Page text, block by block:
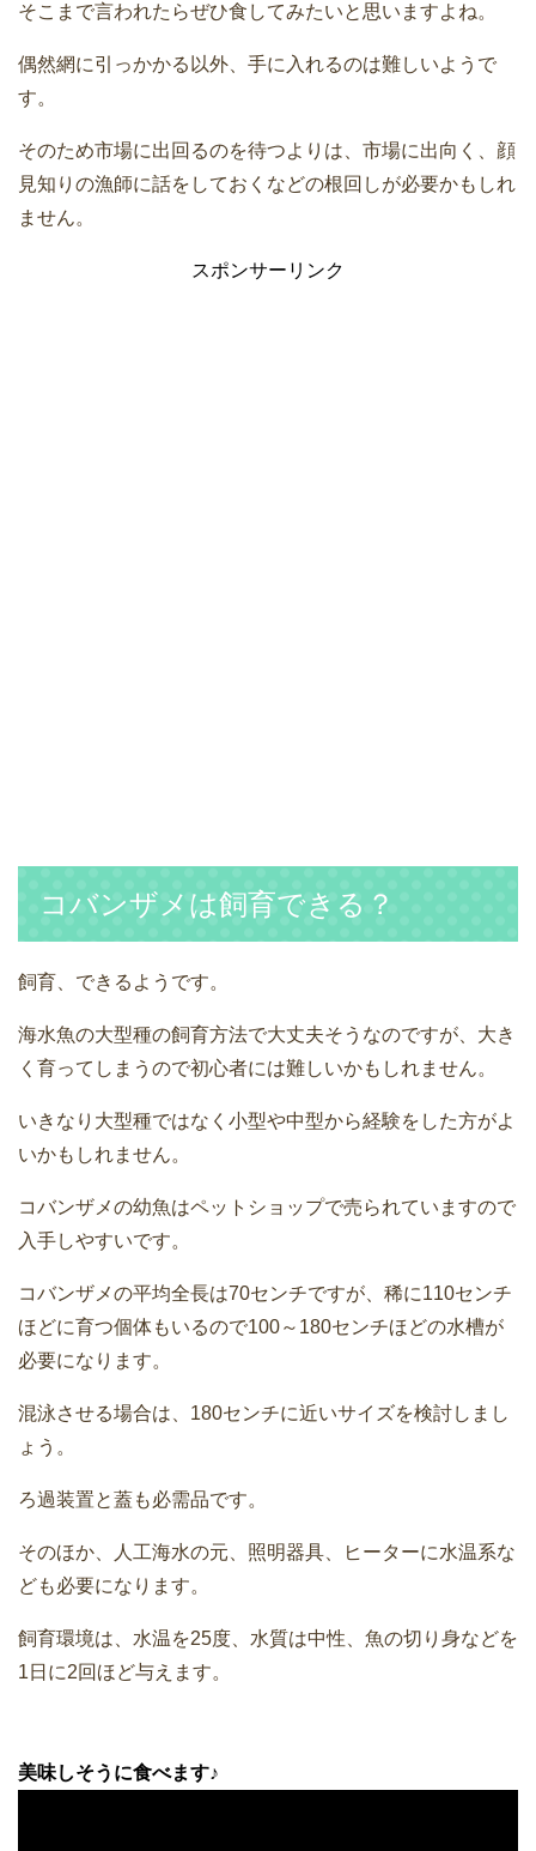
そこまで言われたらぜひ食してみたいと思いますよね。
偶然網に引っかかる以外、手に入れるのは難しいようで
す。
そのため市場に出回るのを待つよりは、市場に出向く、顔
見知りの漁師に話をしておくなどの根回しが必要かもしれ
ません。
スポンサーリンク
コバンザメは飼育できる？
飼育、できるようです。
海水魚の大型種の飼育方法で大丈夫そうなのですが、大き
く育ってしまうので初心者には難しいかもしれません。
いきなり大型種ではなく小型や中型から経験をした方がよ
いかもしれません。
コバンザメの幼魚はペットショップで売られていますので
入手しやすいです。
コバンザメの平均全長は70センチですが、稀に110センチ
ほどに育つ個体もいるので100～180センチほどの水槽が
必要になります。
混泳させる場合は、180センチに近いサイズを検討しまし
ょう。
ろ過装置と蓋も必需品です。
そのほか、人工海水の元、照明器具、ヒーターに水温系な
ども必要になります。
飼育環境は、水温を25度、水質は中性、魚の切り身などを
1日に2回ほど与えます。
美味しそうに食べます♪